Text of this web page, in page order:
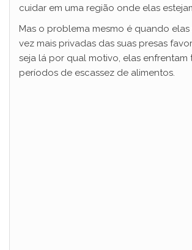
cuidar em uma região onde elas
Mas o problema mesmo é quando
vez mais privadas das suas presas
seja lá por qual motivo, elas enfrentam
períodos de escassez de alimentos.